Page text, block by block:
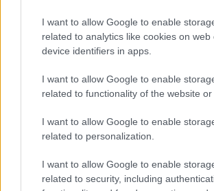
I want to allow Google to enable
related to analytics like cookies on web
device identifiers in apps.
I want to allow Google to enable
related to functionality of the website or
I want to allow Google to enable
related to personalization.
I want to allow Google to enable
related to security, including
Apokaliptikus légifotók
erejét (+ filmek)
A nagyipari élelmi(halálmi) szer